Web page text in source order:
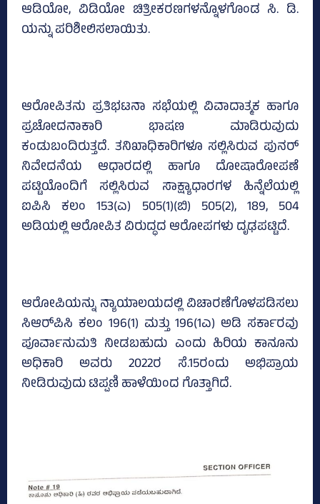
ಆಡಿಯೋ, ವಿಡಿಯೋ ಚಿತ್ರೀಕರಣಗಳನ್ನೊಳಗೊಂಡ ಸಿ. ಡಿ.
ಯನ್ನು ಪರಿಶೀಲಿಸಲಾಯಿತು.
ಆರೋಪಿತನು ಪ್ರತಿಭಟನಾ ಸಭೆಯಲ್ಲಿ ವಿವಾದಾತ್ಮಕ ಹಾಗೂ
ಪ್ರಚೋದನಾಕಾರಿ ಭಾಷಣ ಮಾಡಿರುವುದು
ಕಂಡುಬಂದಿರುತ್ತದೆ. ತನಿಖಾಧಿಕಾರಿಗಳೂ ಸಲ್ಲಿಸಿರುವ ಪುನರ್‌
ನಿವೇದನೆಯ ಆಧಾರದಲ್ಲಿ ಹಾಗೂ ದೋಷಾರೋಪಣೆ
ಪಟ್ಟಿಯೊಂದಿಗೆ ಸಲ್ಲಿಸಿರುವ ಸಾಕ್ಷ್ಯಾಧಾರಗಳ ಹಿನ್ನೆಲೆಯಲ್ಲಿ
ಐಪಿಸಿ ಕಲಂ 153(ಎ) 505(1)(ಬಿ) 505(2), 189, 504
ಅಡಿಯಲ್ಲಿ ಆರೋಪಿತ ವಿರುದ್ಧದ ಆರೋಪಗಳು ದೃಢಪಟ್ಟಿದೆ.
ಆರೋಪಿಯನ್ನು ನ್ಯಾಯಾಲಯದಲ್ಲಿ ವಿಚಾರಣೆಗೊಳಪಡಿಸಲು
ಸಿಆರ್‌ಪಿಸಿ ಕಲಂ 196(1) ಮತ್ತು 196(1ಎ) ಅಡಿ ಸರ್ಕಾರವು
ಪೂರ್ವಾನುಮತಿ ನೀಡಬಹುದು ಎಂದು ಹಿರಿಯ ಕಾನೂನು
ಅಧಿಕಾರಿ ಅವರು 2022ರ ಸೆ.15ರಂದು ಅಭಿಪ್ರಾಯ
ನೀಡಿರುವುದು ಟಿಪ್ಪಣಿ ಹಾಳೆಯಿಂದ ಗೊತ್ತಾಗಿದೆ.